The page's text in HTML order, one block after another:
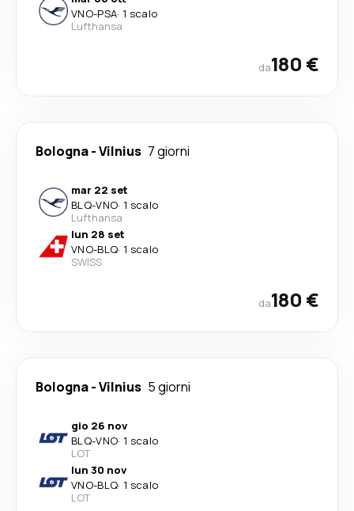
VNO-PSA· 1 scalo
Lufthansa
da180 €
Bologna-Vilnius 7 giorni
mar 22 set
BLQ-VNO· 1 scalo
Lufthansa
lun 28 set
VNO-BLQ· 1 scalo
SWISS
da180 €
Bologna-Vilnius 5 giorni
gio 26 nov
BLQ-VNO· 1 scalo
LOT
lun 30 nov
VNO-BLQ· 1 scalo
LOT